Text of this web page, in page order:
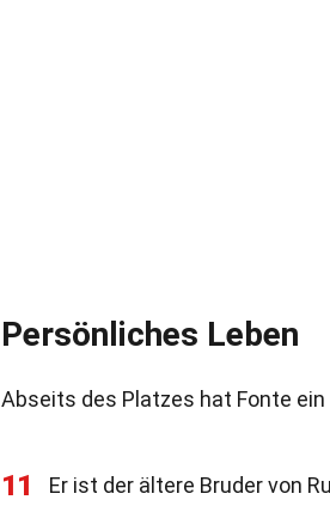
Persönliches Leben
Abseits des Platzes hat Fonte
11 Er ist der ältere Bruder von